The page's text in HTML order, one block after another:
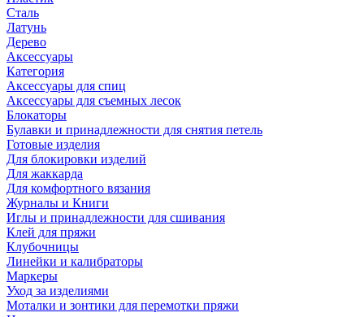
Сталь
Латунь
Дерево
Аксессуары
Категория
Аксессуары для спиц
Аксессуары для съемных лесок
Блокаторы
Булавки и принадлежности для снятия петель
Готовые изделия
Для блокировки изделий
Для жаккарда
Для комфортного вязания
Журналы и Книги
Иглы и принадлежности для сшивания
Клей для пряжи
Клубочницы
Линейки и калибраторы
Маркеры
Уход за изделиями
Моталки и зонтики для перемотки пряжи